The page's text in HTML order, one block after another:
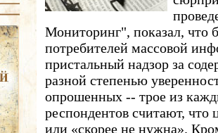
Мониторинг", показал, что
потребителей массовой
пристальный надзор за
разной степенью
опрошенных -- трое из
респондентов считают, что
или «скорее не нужна».